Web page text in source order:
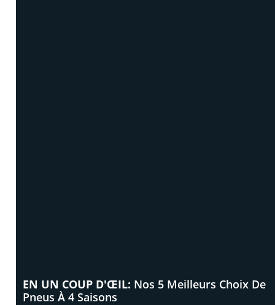
EN UN COUP D'ŒIL: Nos 5 Meilleurs Choix De
Pneus À 4 Saisons